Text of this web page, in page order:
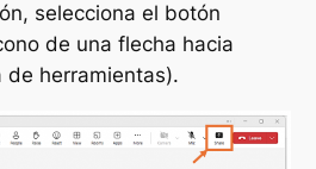
selecciona el botón
de una flecha hacia
de herramientas).